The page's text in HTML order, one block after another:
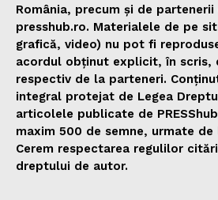
România, precum și de
presshub.ro. Materialele de pe
grafică, video) nu pot fi
acordul obținut explicit, în scris,
respectiv de la parteneri.
integral protejat de Legea
articolele publicate de
maxim 500 de semne, urmate
Cerem respectarea regulilor
dreptului de autor.